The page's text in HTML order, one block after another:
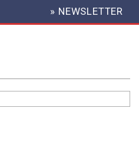
HEADER
MENU
» NEWSLETTER